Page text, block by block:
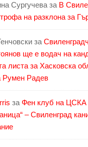
Сургучева за В
на разклона за
за
ще е водач на
листа за Хасковска
Румен Радев
за Фен клуб на ЦСКА
– Свиленград